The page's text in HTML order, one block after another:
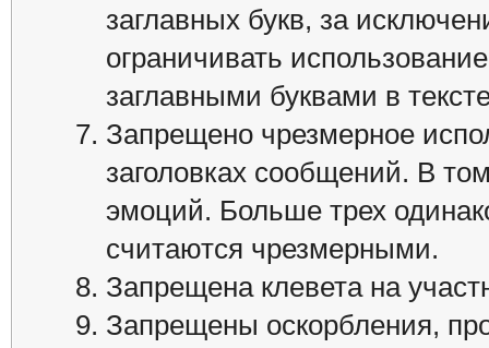
заглавных букв, за
ограничивать
заглавными буквами в
Запрещено чрезмерное
заголовках сообщений. В
эмоций. Больше трех
считаются чрезмерными.
Запрещена клевета на
Запрещены оскорбления,